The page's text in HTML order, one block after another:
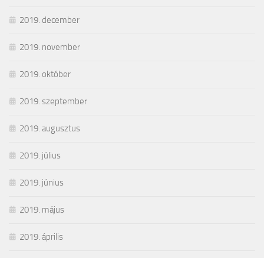
2019. december
2019. november
2019. október
2019. szeptember
2019. augusztus
2019. július
2019. június
2019. május
2019. április